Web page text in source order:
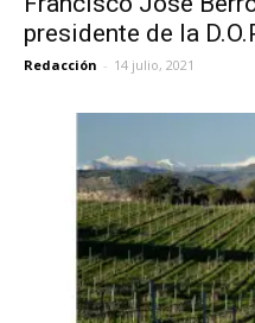
presidente de la
Redacción - 14 julio, 2021